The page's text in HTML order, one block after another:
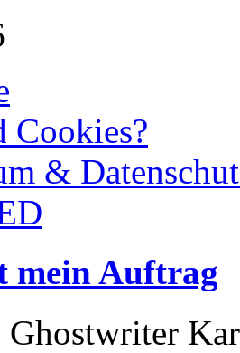
Cookies?
&
mein Auftrag